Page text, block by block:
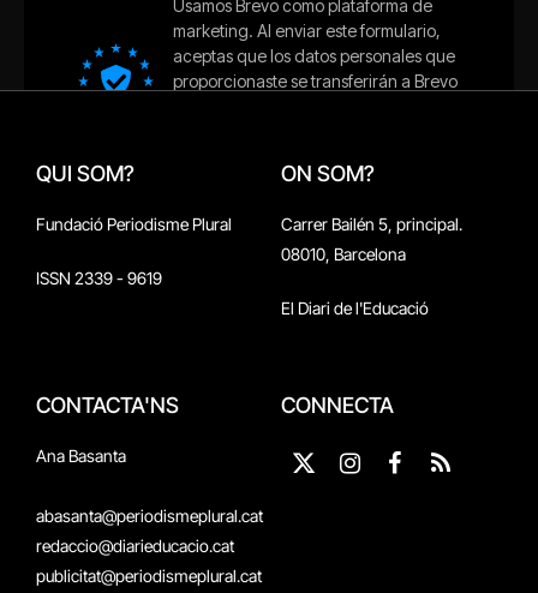
QUI SOM?
Fundació Periodisme Plural
ISSN 2339 - 9619
ON SOM?
Carrer Bailén 5, principal.
08010, Barcelona
El Diari de l'Educació
CONTACTA'NS
Ana Basanta
abasanta@periodismeplural.cat
redaccio@diarieducacio.cat
publicitat@periodismeplural.cat
CONNECTA
X
Instagram
Facebook
RSS